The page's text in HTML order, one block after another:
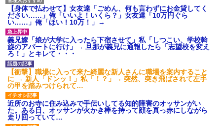
【GIF】JSのカンチョーワロ
タ
後続車にクラクションを鳴ら
され彼氏が逆切れ。「何クラク
ション鳴らしてんだ！降りてこ
いよ！」と怒鳴りだし...
【衝撃】報酬100万円超の治験
募集がこちらｗｗｗｗｗ(※画像
あり)
【ネット騒然】惨殺されたタ
ワマン頂き女子のこの動画、す
げえええええｗｗｗｗｗｗｗｗ
ｗｗｗ
【愕然】白のクラウン俺氏、
高速道路左車線を制限速度で走
った結果wwwwwwwwwwww
【身体で払わせて】女友達「ごめん、何も言わずにお金貸してく
ださい……」俺「いいよ！いくら？」女友達「10万円ぐら
い……」俺「ほい！10万！」→
義兄嫁「娘が大学に入ったら下宿させて」私「しつこい、学校斡
旋のアパートに行け」→ 旦那が義兄に通報したら「志望校を変え
ろ！」とキレて・・・
【衝撃】職場に入って来た綺麗な新人さんに職場を案内すること
に → 新人「ドンッ！」私「！？」→ 突然、突き飛ばされて左手
の甲を踏みつけられて…
近所のお寺に住み込みで手伝いしてる知的障害のオッサンがい
た。ある日、オッサンが火かき棒を持って顔を真っ赤にしながら
走り回っていて…